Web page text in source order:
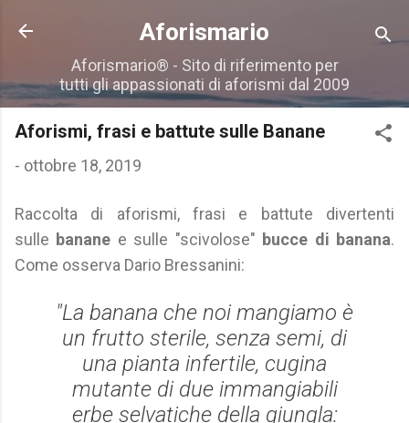
Passa ai contenuti principali
Aforismario
Aforismario® - Sito di riferimento per
tutti gli appassionati di aforismi dal 2009
Aforismi, frasi e battute sulle Banane
- ottobre 18, 2019
Raccolta di aforismi, frasi e battute divertenti
sulle banane e sulle "scivolose" bucce di banana.
Come osserva Dario Bressanini:
"La banana che noi mangiamo è
un frutto sterile, senza semi, di
una pianta infertile, cugina
mutante di due immangiabili
erbe selvatiche della giungla: